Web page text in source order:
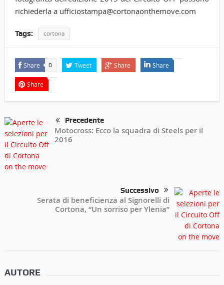
richiederla a ufficiostampa@cortonaonthemove.com
Tags: cortona
Share 0 Tweet Share Share
Share
Precedente
Motocross: Ecco la squadra di Steels per il
2016
Successivo
Serata di beneficienza al Signorelli di
Cortona, “Un sorriso per Ylenia”
AUTORE